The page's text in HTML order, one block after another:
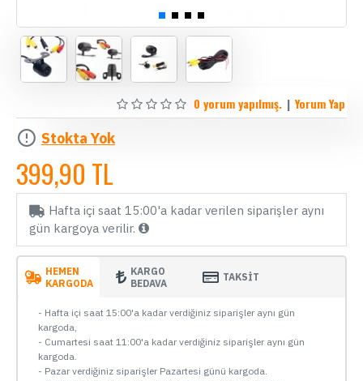
0 yorum yapılmış. | Yorum Yap
399,90 TL
Hafta içi saat 15:00'a kadar verilen siparişler aynı
gün kargoya verilir.
Stokta Yok
HEMEN
KARGODA
KARGO
BEDAVA
TAKSİT
- Hafta içi saat 15:00'a kadar verdiğiniz siparişler aynı gün
kargoda,
- Cumartesi saat 11:00'a kadar verdiğiniz siparişler aynı gün
kargoda.
- Pazar verdiğiniz siparişler Pazartesi günü kargoda.